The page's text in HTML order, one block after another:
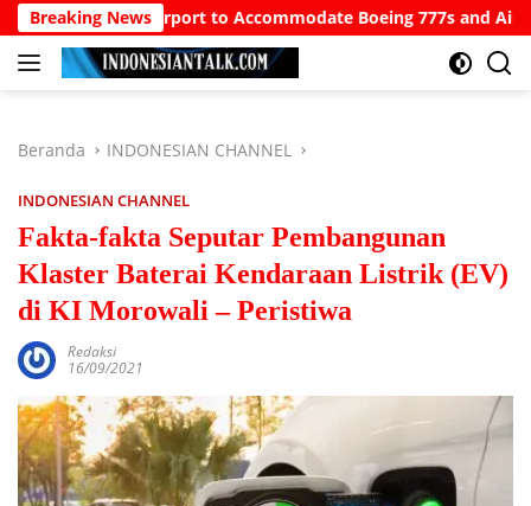
Langsung
ke
konten
Breaking News
Bali Airport to Accommodate Boeing 777s and Airbus
Beranda INDONESIAN CHANNEL
INDONESIAN CHANNEL
Fakta-fakta Seputar Pembangunan
Klaster Baterai Kendaraan Listrik (EV)
di KI Morowali – Peristiwa
Redaksi
16/09/2021